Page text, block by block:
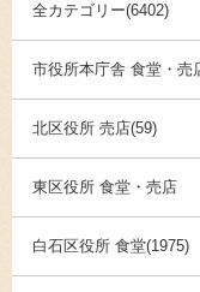
全カテゴリー(6402)
市役所本庁舎 食堂・売
北区役所 売店(59)
東区役所 食堂・売店
白石区役所 食堂(1975)